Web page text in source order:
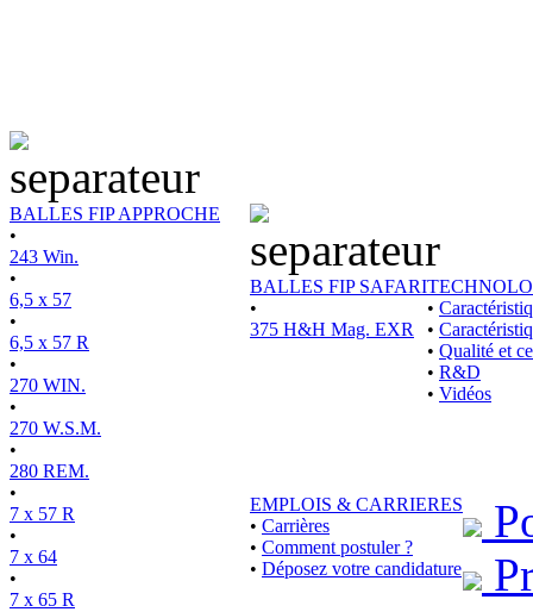
BALLES FIP APPROCHE
•
243 Win.
•
6,5 x 57
•
6,5 x 57 R
•
270 WIN.
•
270 W.S.M.
•
280 REM.
•
7 x 57 R
•
7 x 64
•
7 x 65 R
BALLES FIP SAFARI
•
375 H&H Mag. EXR
•
•
• Qualité et
• R&D
• Vidéos
EMPLOIS & CARRIERES
• Carrières
• Comment postuler ?
• Déposez votre candidature